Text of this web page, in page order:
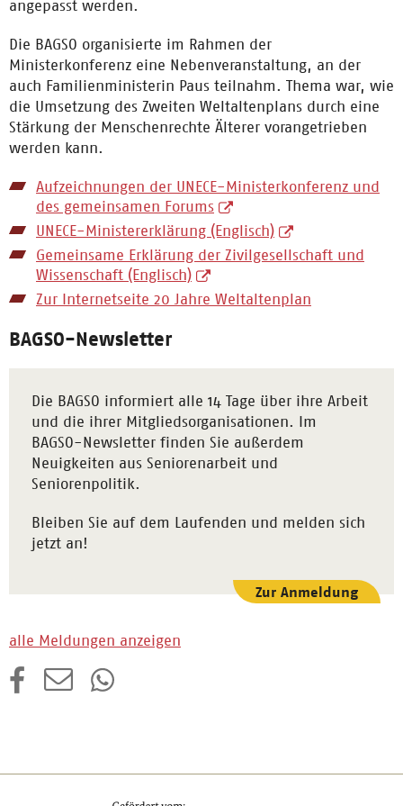
angepasst werden.
Die BAGSO organisierte im Rahmen der
Ministerkonferenz eine Nebenveranstaltung, an der
auch Familienministerin Paus teilnahm. Thema war, wie
die Umsetzung des Zweiten Weltaltenplans durch eine
Stärkung der Menschenrechte Älterer vorangetrieben
werden kann.
Aufzeichnungen der UNECE-Ministerkonferenz und
des gemeinsamen Forums
UNECE-Ministererklärung (Englisch)
Gemeinsame Erklärung der Zivilgesellschaft und
Wissenschaft (Englisch)
Zur Internetseite 20 Jahre Weltaltenplan
BAGSO-Newsletter
Die BAGSO informiert alle 14 Tage über ihre Arbeit
und die ihrer Mitgliedsorganisationen. Im
BAGSO-Newsletter finden Sie außerdem
Neuigkeiten aus Seniorenarbeit und
Seniorenpolitik.
Bleiben Sie auf dem Laufenden und melden sich
jetzt an!
Zur Anmeldung
alle Meldungen anzeigen